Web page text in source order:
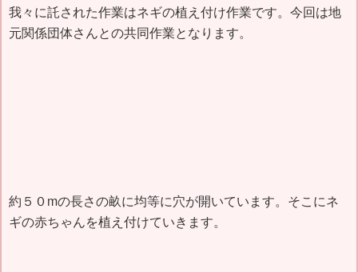
我々に託された作業はネギの植え付け作業です。今回は地
元関係団体さんとの共同作業となります。
約５０mの長さの畝に均等に穴が開いています。そこにネ
ギの赤ちゃんを植え付けていきます。